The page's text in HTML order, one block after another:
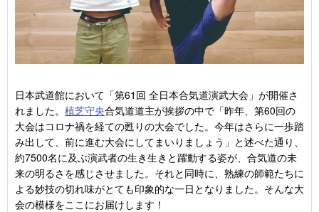
日本武道館において「第61回 全日本合気道演武大会」が開催さ
れました。 植芝守央合気道道主が挨拶の中で「昨年、第60回の
大会はコロナ禍を経ての甦りの大会でした。今年はさらに一歩踏
み出して、前に進む大会にしてまいりましょう」と述べた通り、
約7500名に及ぶ演武者の生き生きと躍動する姿が、合気道の未
来の明るさを感じさせました。それと同時に、熟練の師範たちに
よる妙技の切れ味がとても印象的な一日となりました。そんな大
会の模様をここにお届けします！